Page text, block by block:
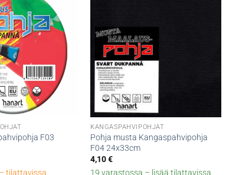
F03
KANGASPAHVIPOHJAT
Pohja musta Kangaspahvipohja
F04 24x33cm
4,10€